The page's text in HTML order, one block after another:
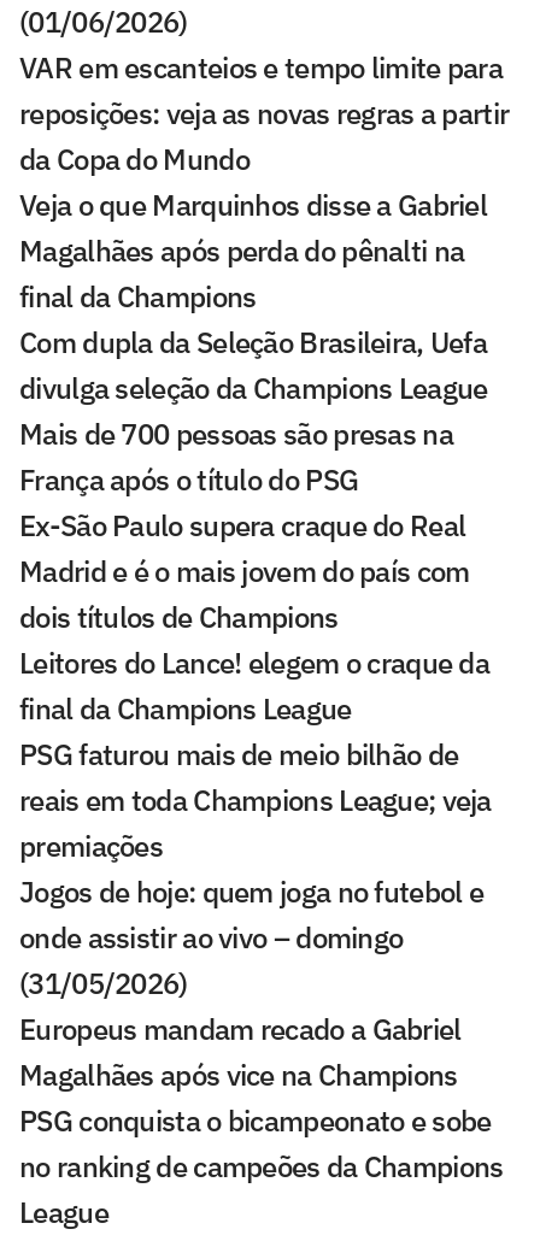
(01/06/2026)
VAR em escanteios e tempo limite para
reposições: veja as novas regras a partir
da Copa do Mundo
Veja o que Marquinhos disse a Gabriel
Magalhães após perda do pênalti na
final da Champions
Com dupla da Seleção Brasileira, Uefa
divulga seleção da Champions League
Mais de 700 pessoas são presas na
França após o título do PSG
Ex-São Paulo supera craque do Real
Madrid e é o mais jovem do país com
dois títulos de Champions
Leitores do Lance! elegem o craque da
final da Champions League
PSG faturou mais de meio bilhão de
reais em toda Champions League; veja
premiações
Jogos de hoje: quem joga no futebol e
onde assistir ao vivo – domingo
(31/05/2026)
Europeus mandam recado a Gabriel
Magalhães após vice na Champions
PSG conquista o bicampeonato e sobe
no ranking de campeões da Champions
League